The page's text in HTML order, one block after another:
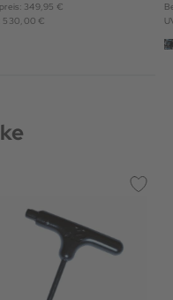
349,95 €
530,00 €